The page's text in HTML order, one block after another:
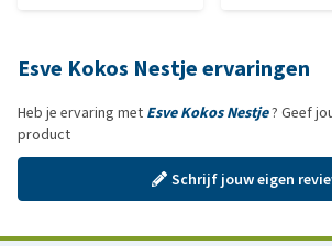
Esve Kokos Nestje ervaringen
Heb je ervaring met Esve Kokos Nestje? Geef
product
Schrijf jouw eigen